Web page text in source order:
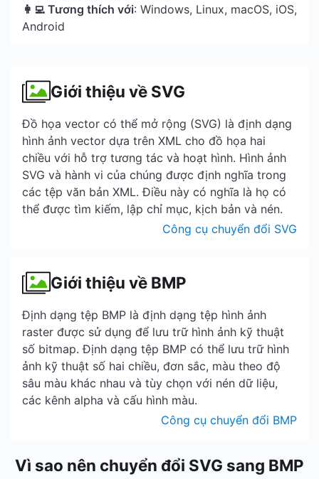
👩‍💻 Tương thích với: Windows, Linux, macOS, iOS,
Android
Giới thiệu về SVG
Đồ họa vector có thể mở rộng (SVG) là định dạng
hình ảnh vector dựa trên XML cho đồ họa hai
chiều với hỗ trợ tương tác và hoạt hình. Hình ảnh
SVG và hành vi của chúng được định nghĩa trong
các tệp văn bản XML. Điều này có nghĩa là họ có
thể được tìm kiếm, lập chỉ mục, kịch bản và nén.
Công cụ chuyển đổi SVG
Giới thiệu về BMP
Định dạng tệp BMP là định dạng tệp hình ảnh
raster được sử dụng để lưu trữ hình ảnh kỹ thuật
số bitmap. Định dạng tệp BMP có thể lưu trữ hình
ảnh kỹ thuật số hai chiều, đơn sắc, màu theo độ
sâu màu khác nhau và tùy chọn với nén dữ liệu,
các kênh alpha và cấu hình màu.
Công cụ chuyển đổi BMP
Vì sao nên chuyển đổi SVG sang BMP